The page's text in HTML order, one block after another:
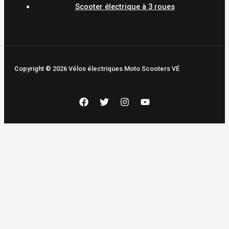
Scooter électrique à 3 roues
Copyright © 2026 Vélos électriques Moto Scooters VÉ